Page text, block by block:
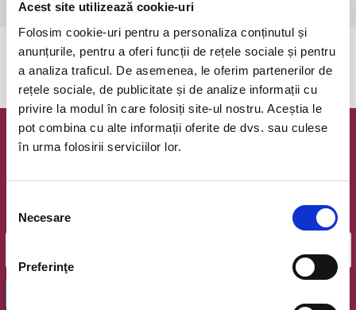
Acest site utilizează cookie-uri
Folosim cookie-uri pentru a personaliza conținutul și
anunțurile, pentru a oferi funcții de rețele sociale și pentru
a analiza traficul. De asemenea, le oferim partenerilor de
rețele sociale, de publicitate și de analize informații cu
privire la modul în care folosiți site-ul nostru. Aceștia le
pot combina cu alte informații oferite de dvs. sau culese
în urma folosirii serviciilor lor.
consimțământului
Necesare
Preferinţe
Evenimentul a expirat.
Newsletter @ Bilete.ro
Oferte exclusive si o editie saptamanala cu cele mai noi
Email